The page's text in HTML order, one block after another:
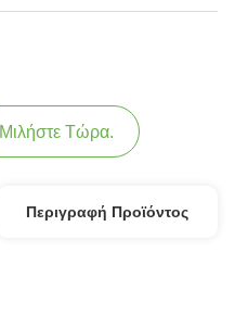
Μιλήστε Τώρα.
Περιγραφή Προϊόντος